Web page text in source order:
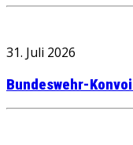
31. Juli 2026
Bundeswehr-